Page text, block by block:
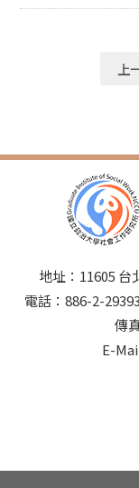
上
地址：11605 台
電話：886-2-
傳
E-